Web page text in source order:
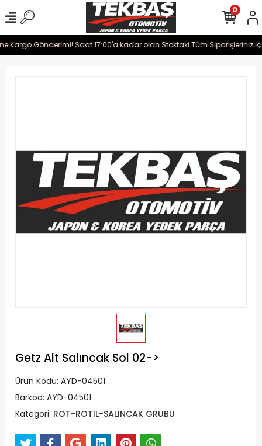
Kargo Gönderimi! Saat 17:00'a kadar olan Stoktaki Tüm Siparişleriniz
0
Getz Alt Salıncak Sol 02->
Ürün Kodu: AYD-04501
Barkod: AYD-04501
Kategori: ROT-ROTİL-SALINCAK GRUBU